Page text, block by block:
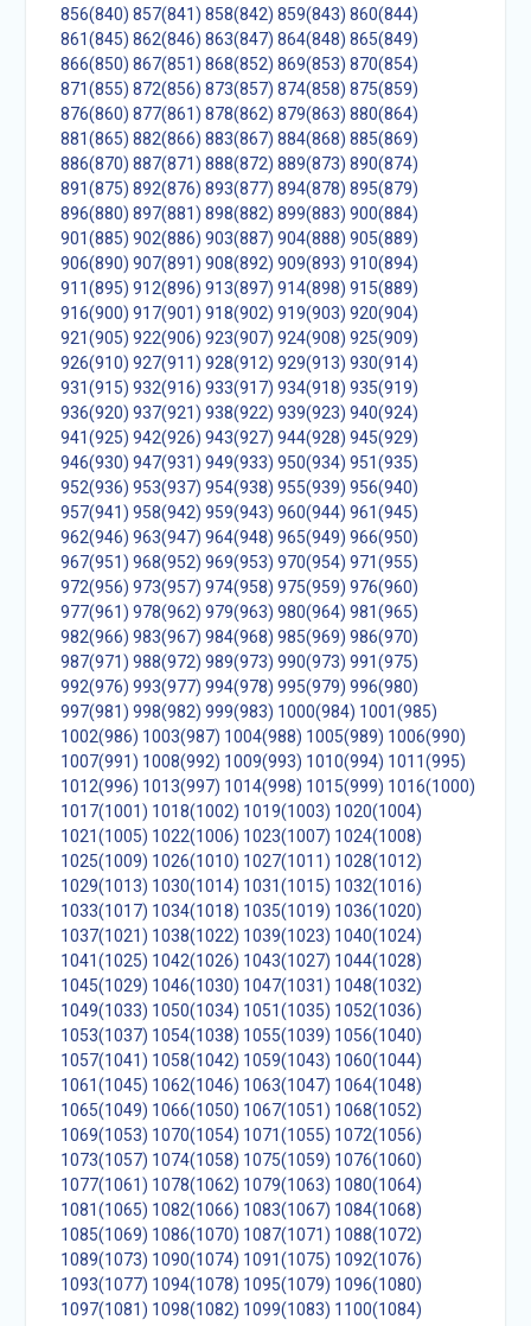
856(840) 857(841) 858(842) 859(843) 860(844)
861(845) 862(846) 863(847) 864(848) 865(849)
866(850) 867(851) 868(852) 869(853) 870(854)
871(855) 872(856) 873(857) 874(858) 875(859)
876(860) 877(861) 878(862) 879(863) 880(864)
881(865) 882(866) 883(867) 884(868) 885(869)
886(870) 887(871) 888(872) 889(873) 890(874)
891(875) 892(876) 893(877) 894(878) 895(879)
896(880) 897(881) 898(882) 899(883) 900(884)
901(885) 902(886) 903(887) 904(888) 905(889)
906(890) 907(891) 908(892) 909(893) 910(894)
911(895) 912(896) 913(897) 914(898) 915(889)
916(900) 917(901) 918(902) 919(903) 920(904)
921(905) 922(906) 923(907) 924(908) 925(909)
926(910) 927(911) 928(912) 929(913) 930(914)
931(915) 932(916) 933(917) 934(918) 935(919)
936(920) 937(921) 938(922) 939(923) 940(924)
941(925) 942(926) 943(927) 944(928) 945(929)
946(930) 947(931) 949(933) 950(934) 951(935)
952(936) 953(937) 954(938) 955(939) 956(940)
957(941) 958(942) 959(943) 960(944) 961(945)
962(946) 963(947) 964(948) 965(949) 966(950)
967(951) 968(952) 969(953) 970(954) 971(955)
972(956) 973(957) 974(958) 975(959) 976(960)
977(961) 978(962) 979(963) 980(964) 981(965)
982(966) 983(967) 984(968) 985(969) 986(970)
987(971) 988(972) 989(973) 990(973) 991(975)
992(976) 993(977) 994(978) 995(979) 996(980)
997(981) 998(982) 999(983) 1000(984) 1001(985)
1002(986) 1003(987) 1004(988) 1005(989) 1006(990)
1007(991) 1008(992) 1009(993) 1010(994) 1011(995)
1012(996) 1013(997) 1014(998) 1015(999) 1016(1000)
1017(1001) 1018(1002) 1019(1003) 1020(1004)
1021(1005) 1022(1006) 1023(1007) 1024(1008)
1025(1009) 1026(1010) 1027(1011) 1028(1012)
1029(1013) 1030(1014) 1031(1015) 1032(1016)
1033(1017) 1034(1018) 1035(1019) 1036(1020)
1037(1021) 1038(1022) 1039(1023) 1040(1024)
1041(1025) 1042(1026) 1043(1027) 1044(1028)
1045(1029) 1046(1030) 1047(1031) 1048(1032)
1049(1033) 1050(1034) 1051(1035) 1052(1036)
1053(1037) 1054(1038) 1055(1039) 1056(1040)
1057(1041) 1058(1042) 1059(1043) 1060(1044)
1061(1045) 1062(1046) 1063(1047) 1064(1048)
1065(1049) 1066(1050) 1067(1051) 1068(1052)
1069(1053) 1070(1054) 1071(1055) 1072(1056)
1073(1057) 1074(1058) 1075(1059) 1076(1060)
1077(1061) 1078(1062) 1079(1063) 1080(1064)
1081(1065) 1082(1066) 1083(1067) 1084(1068)
1085(1069) 1086(1070) 1087(1071) 1088(1072)
1089(1073) 1090(1074) 1091(1075) 1092(1076)
1093(1077) 1094(1078) 1095(1079) 1096(1080)
1097(1081) 1098(1082) 1099(1083) 1100(1084)